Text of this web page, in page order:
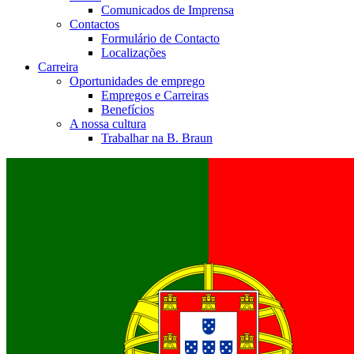
Comunicados de Imprensa
Contactos
Formulário de Contacto
Localizações
Carreira
Oportunidades de emprego
Empregos e Carreiras
Benefícios
A nossa cultura
Trabalhar na B. Braun